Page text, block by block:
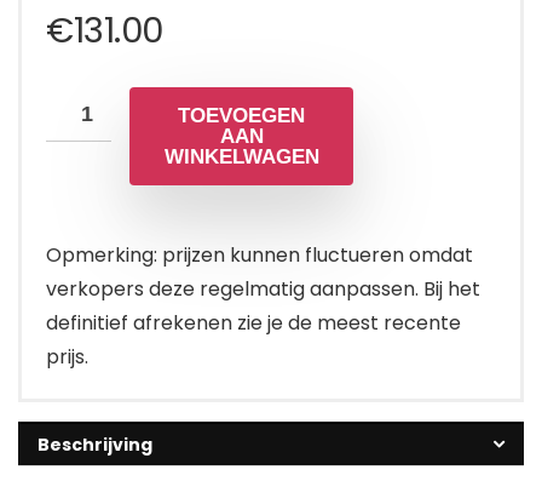
€131.00
TOEVOEGEN
AAN
WINKELWAGEN
Opmerking: prijzen kunnen fluctueren omdat
verkopers deze regelmatig aanpassen. Bij het
definitief afrekenen zie je de meest recente
prijs.
Beschrijving